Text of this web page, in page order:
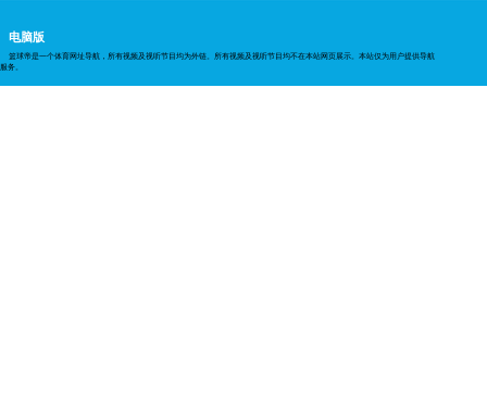
电脑版
篮球帝是一个体育网址导航，所有视频及视听节目均为外链。所有视频及视听节目均不在本站网页展示。本站仅为用户提供导航
服务。